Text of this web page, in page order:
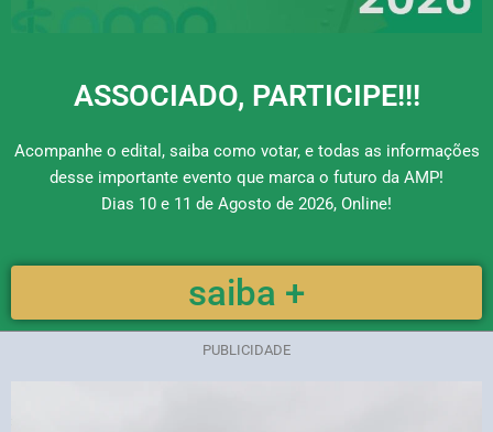
ASSOCIADO, PARTICIPE!!!
Acompanhe o edital, saiba como votar, e todas as informações
desse importante evento que marca o futuro da AMP!
Dias 10 e 11 de Agosto de 2026, Online!
saiba +
PUBLICIDADE